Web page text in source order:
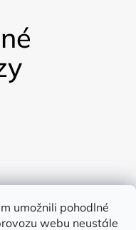
umožnili pohodlné
webu neustále